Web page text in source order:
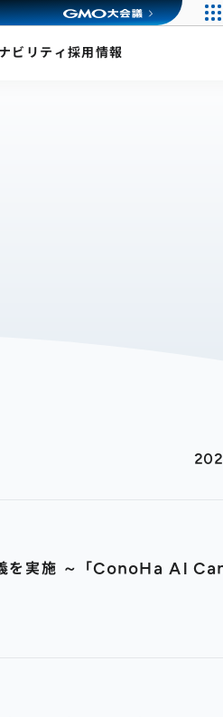
ビリティ採用情報
を実施 ～「ConoHa AI